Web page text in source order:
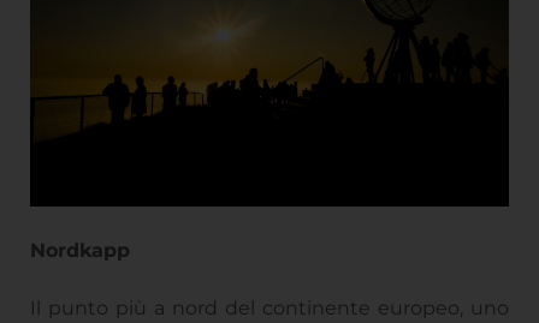
Nordkapp
Il punto più a nord del continente europeo, uno